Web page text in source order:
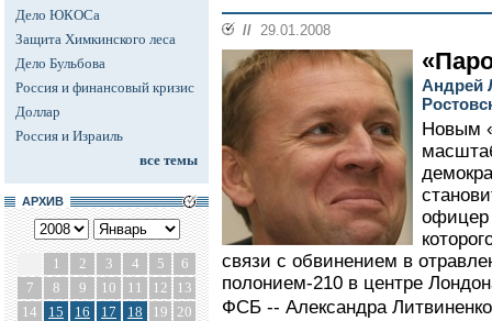
Дело ЮКОСа
Защита Химкинского леса
Дело Бульбова
Россия и финансовый кризис
Доллар
Россия и Израиль
все темы
АРХИВ
1 2 3 4 5
6
7
8 9 10 11 12
13
14
15 16 17 18 19 20
// 29.01.2008
Андрей
Новым
офицер
связи с обвинением в
полонием-210 в центре
ФСБ -- Александра